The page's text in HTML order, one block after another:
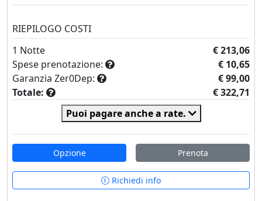
RIEPILOGO COSTI
1 Notte
€ 213,06
Spese prenotazione:
€ 10,65
Garanzia Zer0Dep:
€ 99,00
Totale:
€ 322,71
Puoi pagare anche a rate.
Opzione Prenota
Richiedi info